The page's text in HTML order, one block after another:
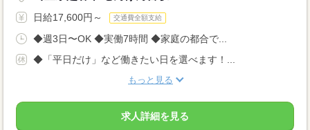
日給17,600円～ 交通費全額支給
◆週3日〜OK ◆実働7時間 ◆家庭の都合で...
◆「平日だけ」など働きたい日を選べます！...
もっと見る
求人詳細を見る